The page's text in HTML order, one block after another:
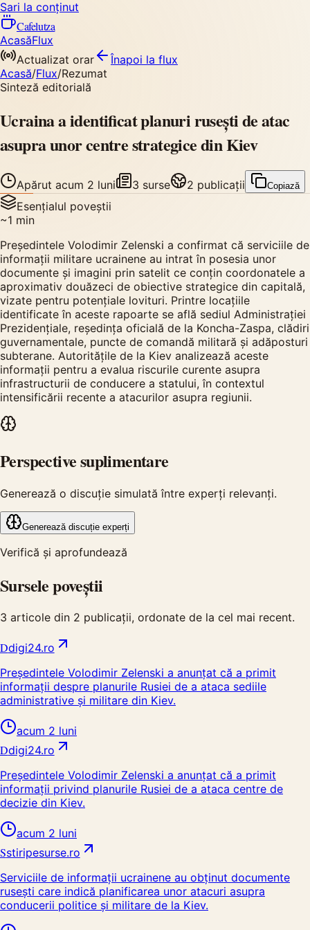
Sari la conținut
Cafelutza
AcasăFlux
Actualizat orar
Înapoi la flux
Acasă/Flux/Rezumat
Sinteză editorială
Ucraina a identificat planuri rusești de atac
asupra unor centre strategice din Kiev
Apărut acum 2 luni 3 surse 2 publicații Copiază
Esențialul poveștii
~1 min
Președintele Volodimir Zelenski a confirmat că serviciile de
informații militare ucrainene au intrat în posesia unor
documente și imagini prin satelit ce conțin coordonatele a
aproximativ douăzeci de obiective strategice din capitală,
vizate pentru potențiale lovituri. Printre locațiile
identificate în aceste rapoarte se află sediul Administrației
Prezidențiale, reședința oficială de la Koncha-Zaspa, clădiri
guvernamentale, puncte de comandă militară și adăposturi
subterane. Autoritățile de la Kiev analizează aceste
informații pentru a evalua riscurile curente asupra
infrastructurii de conducere a statului, în contextul
intensificării recente a atacurilor asupra regiunii.
Perspective suplimentare
Generează o discuție simulată între experți relevanți.
Generează discuție experți
Verifică și aprofundează
Sursele poveștii
3 articole din 2 publicații, ordonate de la cel mai recent.
Ddigi24.ro
Președintele Volodimir Zelenski a anunțat că a primit
informații despre planurile Rusiei de a ataca sediile
administrative și militare din Kiev.
acum 2 luni
Ddigi24.ro
Președintele Volodimir Zelenski a anunțat că a primit
informații privind planurile Rusiei de a ataca centre de
decizie din Kiev.
acum 2 luni
Sstiripesurse.ro
Serviciile de informații ucrainene au obținut documente
rusești care indică planificarea unor atacuri asupra
conducerii politice și militare de la Kiev.